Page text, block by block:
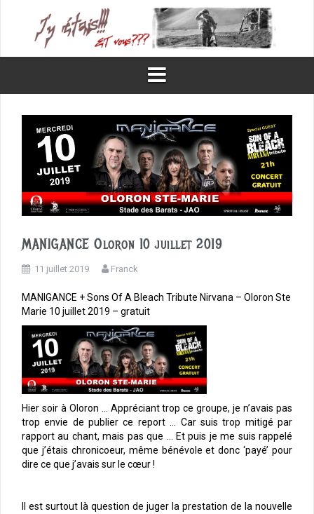
MANIGANCE Oloron 10 juillet 2019
11 juillet 2019 Franck
MANIGANCE + Sons Of A Bleach Tribute Nirvana – Oloron Ste
Marie 10 juillet 2019 – gratuit
Hier soir à Oloron … Appréciant trop ce groupe, je n’avais pas
trop envie de publier ce report … Car suis trop mitigé par
rapport au chant, mais pas que … Et puis je me suis rappelé
que j’étais chronicoeur, même bénévole et donc ‘payé’ pour
dire ce que j’avais sur le cœur !
Il est surtout là question de juger la prestation de la nouvelle